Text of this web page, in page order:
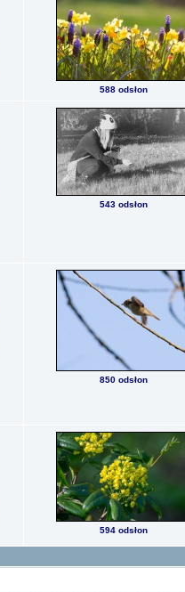
588 odsłon
543 odsłon
850 odsłon
594 odsłon